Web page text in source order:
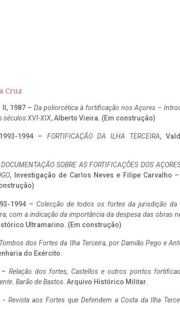
Cruz
II, 1987 – Da poliorcética à fortificação nos Açores –
séculos XVI-XIX, Alberto Vieira. (Em construção)
1994 – FORTIFICAÇÃO DA ILHA TERCEIRA,
DOCUMENTAÇÃO SOBRE AS FORTIFICAÇÕES DOS
, Investigação de Carlos Neves e Filipe Carvalho
1994 – Colecção de todos os fortes da jurisdição da
com a indicação da importância da despesa das obras
Ultramarino. (Em construção)
Tombos dos Fortes da Ilha Terceira, por Damião Pego e
do Exército.
– Relação dos fortes, Castellos e outros pontos
Barão de Bastos. Arquivo Histórico Militar.
- Revista aos Fortes que Defendem a Costa da Ilha